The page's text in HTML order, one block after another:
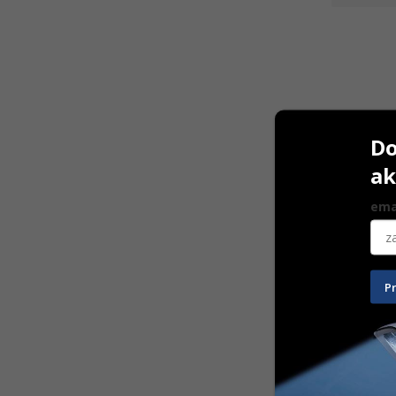
FD 333
69,00